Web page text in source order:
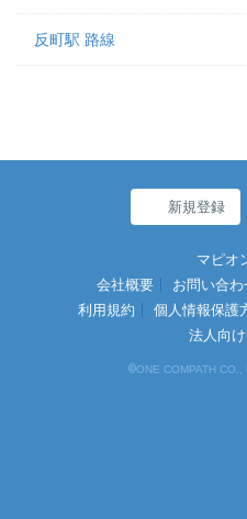
反町駅 路線
新規登録
マピオ
会社概要
お問い合わ
利用規約
個人情報保護
法人向
©ONE COMPATH CO.,